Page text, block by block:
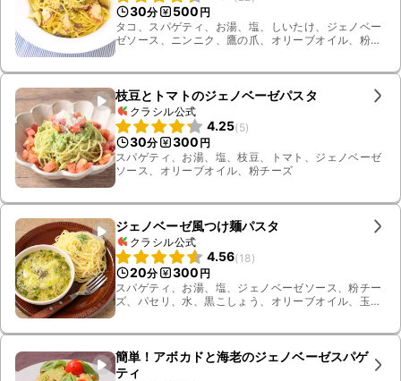
30分 500 円
タコ、スパゲティ、お湯、塩、しいたけ、ジェノベー
ゼソース、ニンニク、鷹の爪、オリーブオイル、粉
枝豆とトマトのジェノベーゼパスタ
クラシル公式
4.25(5)
30分 300 円
スパゲティ、お湯、塩、枝豆、トマト、ジェノベーゼ
ソース、オリーブオイル、粉チーズ
ジェノベーゼ風つけ麺パスタ
クラシル公式
4.56(18)
20分 300 円
スパゲティ、お湯、塩、ジェノベーゼソース、粉チー
ズ、パセリ、水、黒こしょう、オリーブオイル、玉ね
簡単！アボカドと海老のジェノベーゼスパゲ
ティ